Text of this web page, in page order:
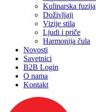
Kulinarska fuzija
Doživljaji
Vizije stila
Ljudi i priče
Harmonija čula
Novosti
Savetnici
B2B Login
O nama
Kontakt